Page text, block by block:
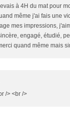
à 4H du mat pour
même j'ai fais une
mes impressions,
engagé, étudié,
quand même mais
/> <br />